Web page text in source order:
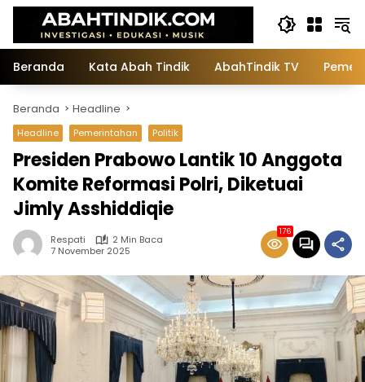
Langsung
konten
Beranda
Kata Abah Tindik AbahTindik TV
Beranda Headline
Headline Pemerintahan Politik
Presiden Prabowo Lantik 10 Anggota
Komite Reformasi Polri, Diketuai
Jimly Asshiddiqie
Respati
2 Min Baca
7 November 2025
176